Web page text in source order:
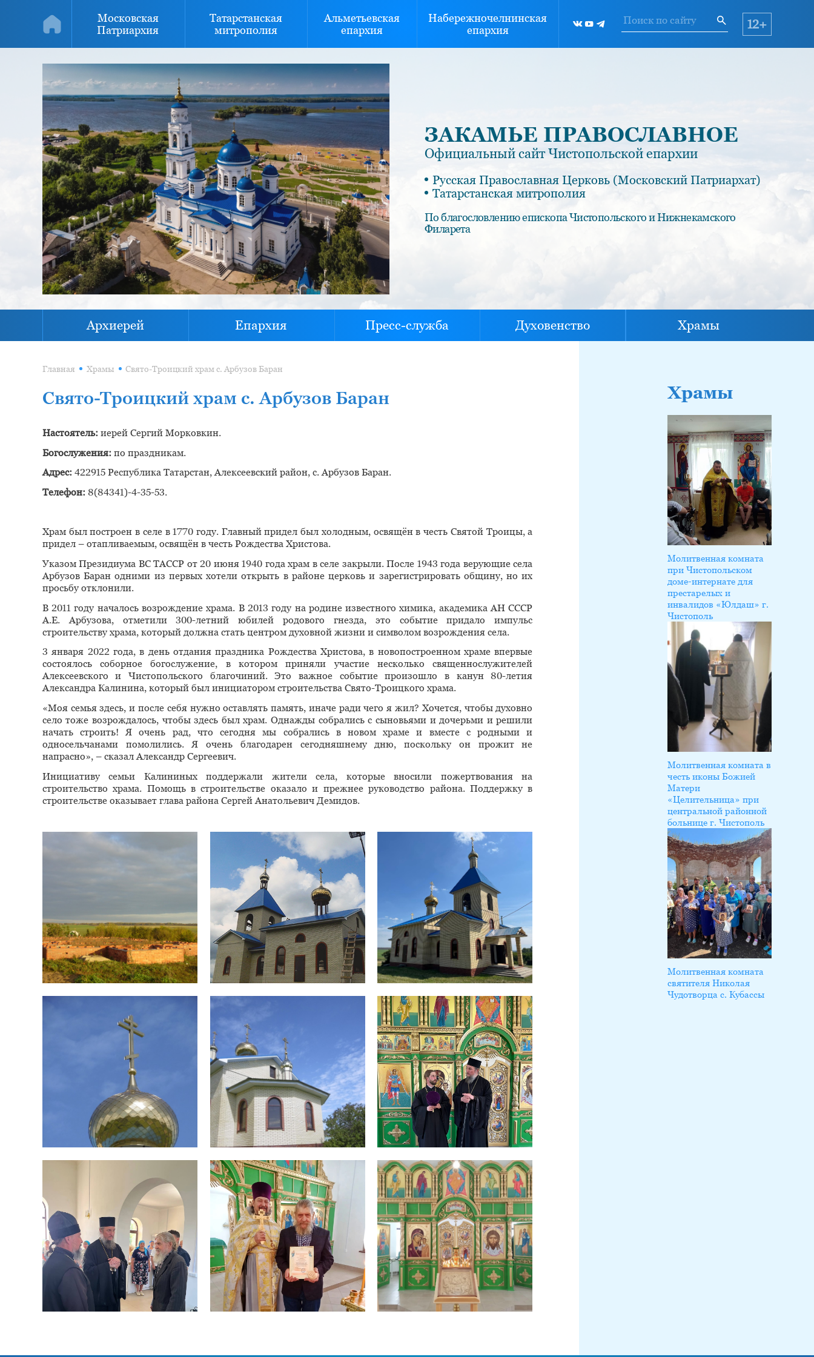
Московская
Патриархия
Татарстанская
митрополия
Альметьевская
епархия
Набережночелнинская
епархия
12+
ЗАКАМЬЕ ПРАВОСЛАВНОЕ
Официальный сайт Чистопольской епархии
Русская Православная Церковь (Московский Патриархат)
Татарстанская митрополия
По благословлению епископа Чистопольского и Нижнекамского
Филарета
Архиерей Епархия Пресс-служба Духовенство Храмы
Главная Храмы Свято-Троицкий храм с. Арбузов Баран
Свято-Троицкий храм с. Арбузов Баран
Настоятель:иерей Сергий Морковкин.
Богослужения:по праздникам.
Адрес:422915 Республика Татарстан, Алексеевский район, с. Арбузов Баран.
Телефон:8(84341)-4-35-53.
Храм был построен в селе в 1770 году. Главный придел был холодным, освящён в честь Святой Троицы, а
придел – отапливаемым, освящён в честь Рождества Христова.
Указом Президиума ВС ТАССР от 20 июня 1940 года храм в селе закрыли. После 1943 года верующие села
Арбузов Баран одними из первых хотели открыть в районе церковь и зарегистрировать общину, но их
просьбу отклонили.
В 2011 году началось возрождение храма. В 2013 году на родине известного химика, академика АН СССР
А.Е. Арбузова, отметили 300-летний юбилей родового гнезда, это событие придало импульс
строительству храма, который должна стать центром духовной жизни и символом возрождения села.
3 января 2022 года, в день отдания праздника Рождества Христова, в новопостроенном храме впервые
состоялось соборное богослужение, в котором приняли участие несколько священнослужителей
Алексеевского и Чистопольского благочиний. Это важное событие произошло в канун 80-летия
Александра Калинина, который был инициатором строительства Свято-Троицкого храма.
«Моя семья здесь, и после себя нужно оставлять память, иначе ради чего я жил? Хочется, чтобы духовно
село тоже возрождалось, чтобы здесь был храм. Однажды собрались с сыновьями и дочерьми и решили
начать строить! Я очень рад, что сегодня мы собрались в новом храме и вместе с родными и
односельчанами помолились. Я очень благодарен сегодняшнему дню, поскольку он прожит не
напрасно», – сказал Александр Сергеевич.
Инициативу семьи Калининых поддержали жители села, которые вносили пожертвования на
строительство храма. Помощь в строительстве оказало и прежнее руководство района. Поддержку в
строительстве оказывает глава района Сергей Анатольевич Демидов.
Храмы
Молитвенная комната
при Чистопольском
доме-интернате для
престарелых и
инвалидов «Юлдаш» г.
Чистополь
Молитвенная комната в
честь иконы Божией
Матери
«Целительница» при
центральной районной
больнице г. Чистополь
Молитвенная комната
святителя Николая
Чудотворца с. Кубассы